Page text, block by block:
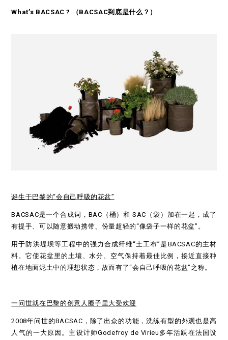
What’s BACSAC ? （BACSAC到底是什么？）
诞生于巴黎的“会自己呼吸的花盆”
BACSAC是一个合成词，BAC（桶）和 SAC（袋）加在一起，成了
有提手、可以随意搬动携带、份量超轻的“像袋子一样的花盆”。
用于防洪堤坝等工程中的强力合成纤维“土工布”是BACSAC的主材
料。它使花盆里的土壤、水分、空气保持着最佳比例，接近直接种
植在地面泥土中的理想状态，故而有了“会自己呼吸的花盆”之称。
一问世就在巴黎的创意人圈子里大受欢迎
2008年问世的BACSAC，除了出众的功能，洗练有型的外观也是高
人气的一大原因。主设计师Godefroy de Virieu多年活跃在法国设